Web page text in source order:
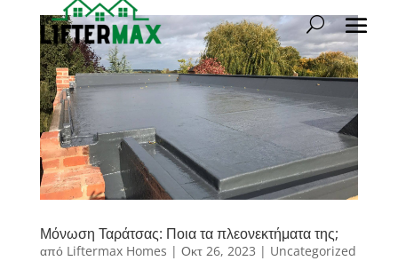
Μόνωση Ταράτσας: Ποια τα πλεονεκτήματα της;
από Liftermax Homes | Οκτ 26, 2023 | Uncategorized